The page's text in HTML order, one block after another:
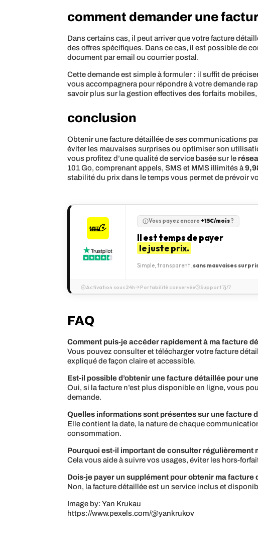
comment demander une
Dans certains cas, il peut arriver que votre facture
des offres spécifiques. Dans ce cas, il est possible de
document par email ou courrier postal.
Cette demande est simple à formuler : il suffit de
vous accompagnera pour répondre à votre demande
savoir plus sur la gestion effectives des forfaits
conclusion
Obtenir une facture détaillée de ses communications
éviter les mauvaises surprises ou optimiser son
vous profitez d’une qualité de service basée sur le
101 Go, comprenant appels, SMS et MMS illimités à
stabilité du prix dans le temps vous permet de prévoir
Vous payez encore +15€/mois?
Il est temps de payer
le juste prix.
Simple, transparent, sans mauvaises
Activation sous 24h Portabilité conservée Support 7j/7
FAQ
Comment puis-je accéder rapidement à ma facture
Vous pouvez consulter et télécharger votre facture
expliqué de façon claire et accessible.
Est-il possible d’obtenir une facture détaillée pour
Oui, si la facture n’est plus disponible en ligne, vous
demande.
Quelles informations sont présentes sur une facture
Elle contient la date, la nature de chaque
consommation.
Pourquoi est-il important de consulter régulièrement
Cela vous aide à suivre vos usages, éviter les hors-
Dois-je payer un supplément pour obtenir ma facture
Non, la facture détaillée est un service inclus et
Image by: Yan Krukau
https://www.pexels.com/@yankrukov